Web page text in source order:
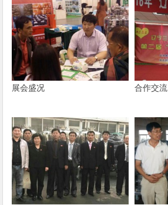
展会盛况 合作交流